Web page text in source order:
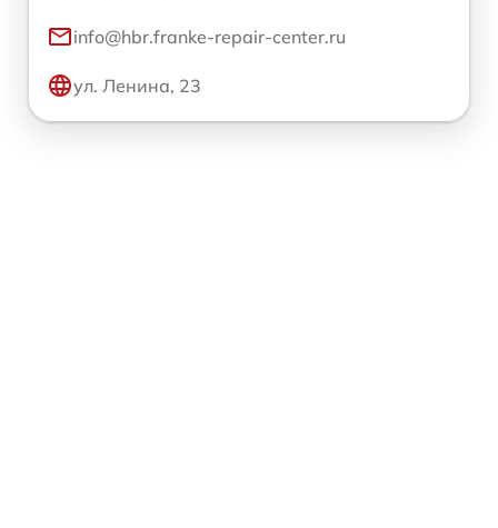
info@hbr.franke-repair-center.ru
ул. Ленина, 23